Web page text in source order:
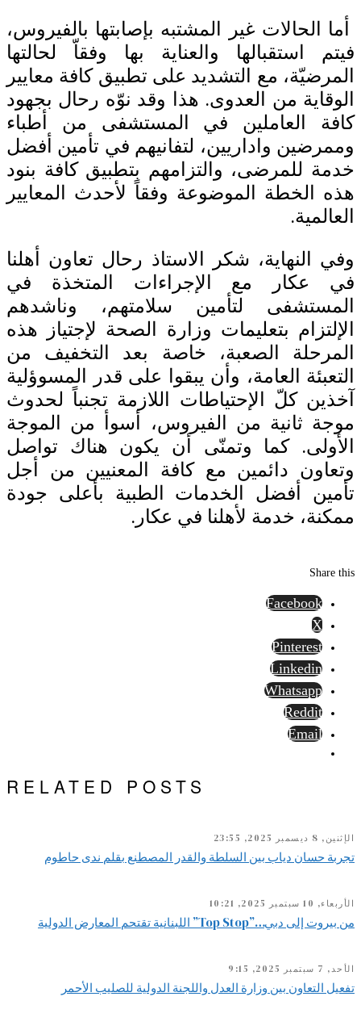
أما الحالات غير المشتبه بإصابتها بالفيروس،
فيتم استقبالها والعناية بها وفقاّ لحالتها
المرضيّة، مع التشديد على تطبيق كافة معايير
الوقاية من العدوى. هذا وقد نوّه رحال بجهود
كافة العاملين في المستشفى من أطباء
وممرضين واداريين، لتفانيهم في تأمين أفضل
خدمة للمرضى، والتزامهم بتطبيق كافة بنود
هذه الخطة الموضوعة وفقاً لأحدث المعايير
العالمية.
وفي النهاية، شكر الاستاذ رحال تعاون أهلنا
في عكار مع الإجراءات المتخذة في
المستشفى لتأمين سلامتهم، وناشدهم
الإلتزام بتعليمات وزارة الصحة لإجتياز هذه
المرحلة الصعبة، خاصة بعد التخفيف من
التعبئة العامة، وأن يبقوا على قدر المسوؤلية
آخذين كلّ الإحتياطات اللازمة تجنباً لحدوث
موجة ثانية من الفيروس، أسوأ من الموجة
الأولى. كما وتمنّى أن يكون هناك تواصل
وتعاون دائمين مع كافة المعنيين من أجل
تأمين أفضل الخدمات الطبية بأعلى جودة
ممكنة، خدمة لأهلنا في عكار.
Share this
Facebook
X
Pinterest
Linkedin
Whatsapp
Reddit
Email
RELATED POSTS
الإثنين, 8 ديسمبر 2025, 23:55
تجربة حسان دياب بين السلطة والقدر المصطنع بقلم ندى حاطوم
الأربعاء, 10 سبتمبر 2025, 10:21
من بيروت إلى دبي…”Top Stop” اللبنانية تقتحم المعارض الدولية
الأحد, 7 سبتمبر 2025, 9:15
تفعيل التعاون بين وزارة العدل واللجنة الدولية للصليب الأحمر